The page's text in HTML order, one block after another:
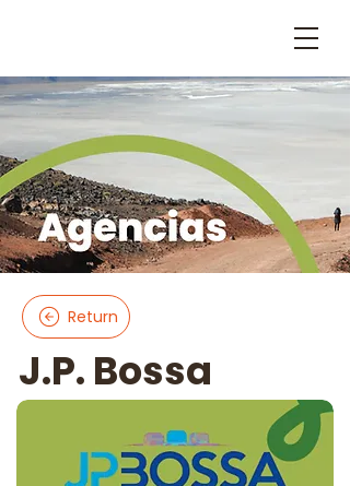
Return
J.P. Bossa